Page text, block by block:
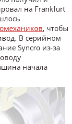
на Frankfurt
, чтобы
В серийном
Syncro из-за
начала